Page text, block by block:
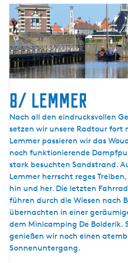
8/ Lemmer
8
/
L
e
m
m
e
r
Nach all den eindrucksvollen
setzen wir unsere Radtour fort
Lemmer passieren wir das
noch funktionierende
stark besuchten Sandstrand.
Lemmer herrscht reges
hin und her. Die letzten
führen durch die Wiesen nach
übernachten in einer
dem Minicamping De Bolderik.
genießen wir noch einen
Sonnenuntergang.